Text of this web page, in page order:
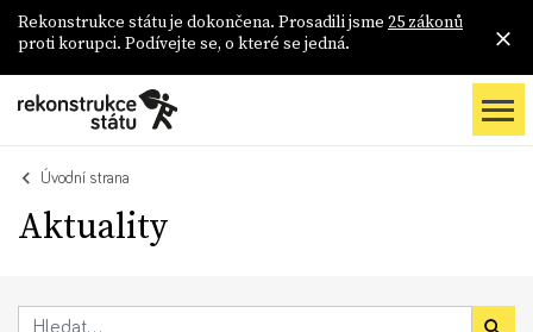
Rekonstrukce státu je dokončena. Prosadili jsme 25 zákonů
proti korupci. Podívejte se, o které se jedná.
Úvodní strana
Aktuality